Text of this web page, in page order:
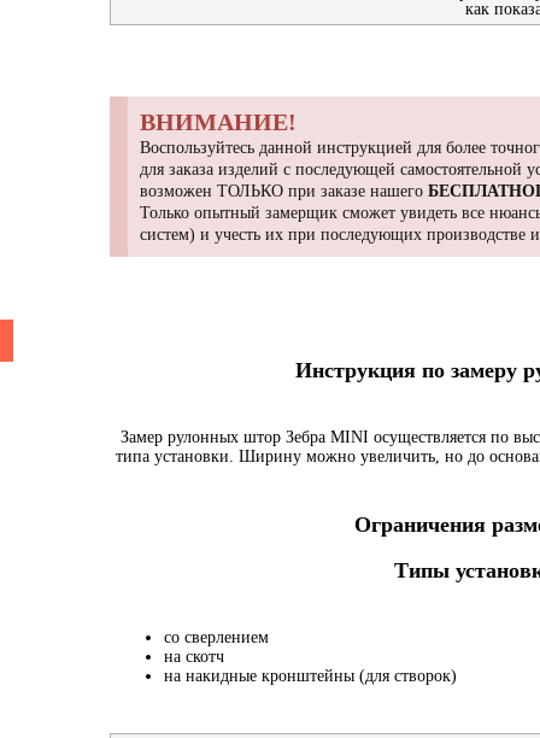
как
ВНИМАНИЕ!
Воспользуйтесь данной инструкцией для более
для заказа изделий с последующей
возможен ТОЛЬКО при заказе нашего
Только опытный замерщик сможет увидеть все
систем) и учесть их при последующих производстве
Инструкция по
Замер рулонных штор Зебра MINI осуществляется по
типа установки. Ширину можно увеличить, но до
Ограничения
Типы
со сверлением
на скотч
на накидные кронштейны (для створок)